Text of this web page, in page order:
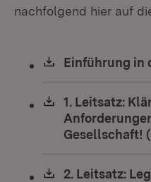
nachfolgend hier auf
Download:
Einführung in
Download:
1. Leitsatz:
Gesellschaft!
Download:
2. Leitsatz: